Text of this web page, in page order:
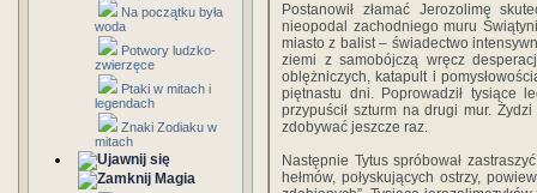
Na początku była
woda
Potwory ludzko-
zwierzęce
Ptaki w mitach i
legendach
Znaki Zodiaku w
mitach
Magia
Postanowił złamać Jerozolimę
nieopodal zachodniego muru
miasto z balist – świadectwo
ziemi z samobójczą wręcz
oblężniczych, katapult i
piętnastu dni. Poprowadził tysiące
przypuścił szturm na drugi mur.
zdobywać jeszcze raz.
Następnie Tytus spróbował
hełmów, połyskujących ostrzy,